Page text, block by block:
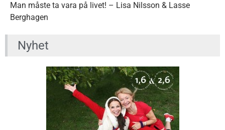
Man måste ta vara på livet! – Lisa Nilsson & Lasse
Berghagen
Nyhet